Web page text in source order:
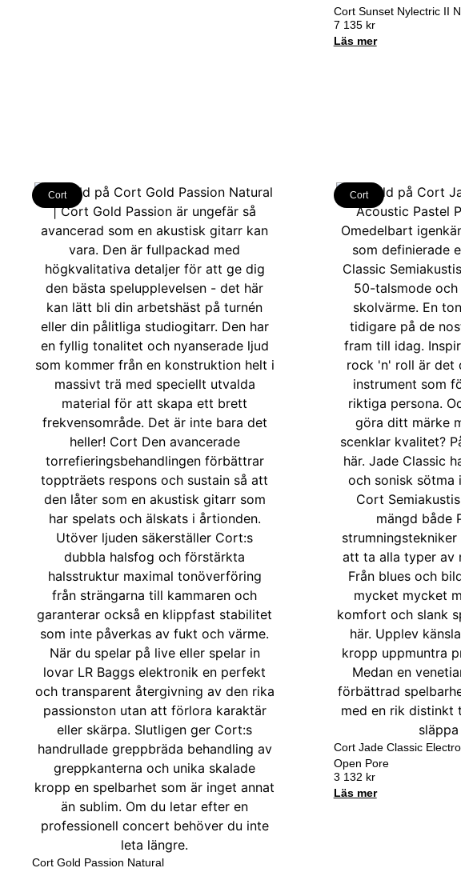
Cort Sunset Nylectric II
7 135 kr
Läs mer
Cort
Cort Gold Passion Natural
Cort
Cort Jade Classic
Open Pore
3 132 kr
Läs mer